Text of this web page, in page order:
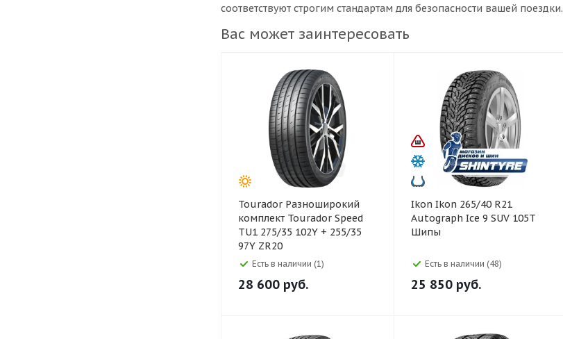
соответствуют строгим стандартам для безопасности вашей поездки.
Вас может заинтересовать
Tourador Разноширокий
комплект Tourador Speed
TU1 275/35 102Y + 255/35
97Y ZR20
Есть в наличии (1)
28 600 руб.
Ikon Ikon 265/40 R21
Autograph Ice 9 SUV 105T
Шипы
Есть в наличии (48)
25 850 руб.